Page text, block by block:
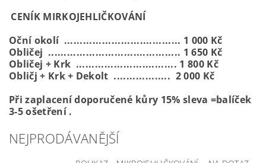
CENÍK MIRKOJEHLIČKOVÁNÍ
Oční okolí ..................................... 1 000 Kč
Obličej .......................................... 1 650 Kč
Obličej + Krk ................................ 1 800 Kč
Obličj + Krk + Dekolt .................. 2 000 Kč
Při zaplacení doporučené kůry 15% sleva =balíček
3-5 ošetření .
NEJPRODÁVANĚJŠÍ